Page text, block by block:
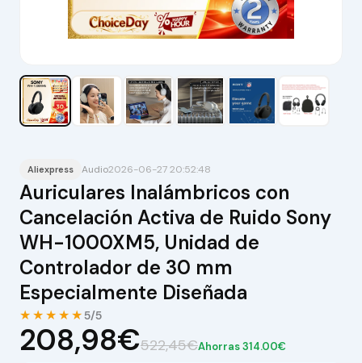
Aliexpress Audio2026-06-27 20:52:48
Auriculares Inalámbricos con
Cancelación Activa de Ruido Sony
WH-1000XM5, Unidad de
Controlador de 30 mm
Especialmente Diseñada
★★★★★5/5
208,98€522,45€Ahorras 314.00€